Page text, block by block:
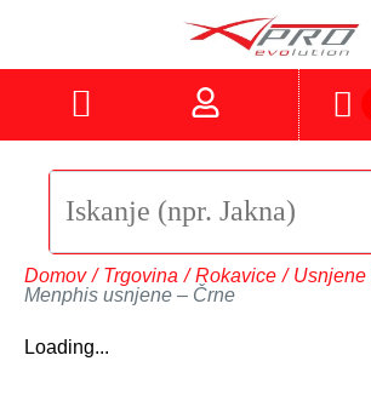
Domov / Trgovina / Rokavice / Usnjene
Menphis usnjene – Črne
Loading...